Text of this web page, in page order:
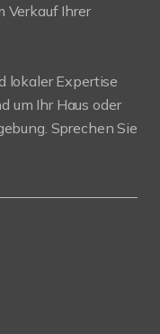
Verkauf Ihrer
lokaler Expertise
um Ihr Haus oder
Sprechen Sie